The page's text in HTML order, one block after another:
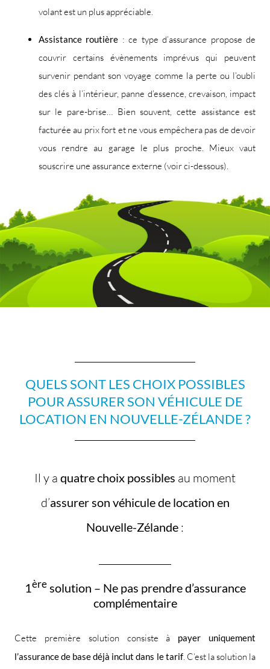
volant est un plus appréciable.
Assistance routière : ce type d’assurance propose de
couvrir certains évènements imprévus qui peuvent
survenir pendant son voyage comme la perte ou l’oubli
des clés à l’intérieur, panne d’essence, crevaison, impact
sur le pare-brise… Bien souvent, cette assistance est
facturée au prix fort et ne vous empêchera pas de devoir
vous rendre au garage le plus proche. Mieux vaut
souscrire une assurance externe (voir ci-dessous).
QUELS SONT LES CHOIX POSSIBLES
POUR ASSURER SON VÉHICULE DE
LOCATION EN NOUVELLE-ZÉLANDE ?
Il y a quatre choix possibles au moment
d’assurer son véhicule de location en
Nouvelle-Zélande :
1 èresolution – Ne pas prendre d’assurance
complémentaire
Cette première solution consiste à payer uniquement
l’assurance de base déjà inclut dans le tarif. C’est la solution la